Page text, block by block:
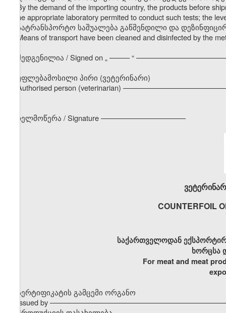
By the demand of the importing country, the products before
in the appropriate laboratory permited to conduct such tests; the
სატრანსპორტო საშუალება გაწმენდილი და
Means of transport have been cleaned and disinfected by the
შედგენილია / Signed on„––––– “
უფლებამოსილი პირი (ვეტერინარი)
Authorised person (veterinarian)
ხელმოწერა / Signature –––––––––––––––––––––
COUNTERFOIL
საქართველოდან
ხორცსა
For meat and meat
სერტიფიკატის გამცემი ორგანო
Issued by